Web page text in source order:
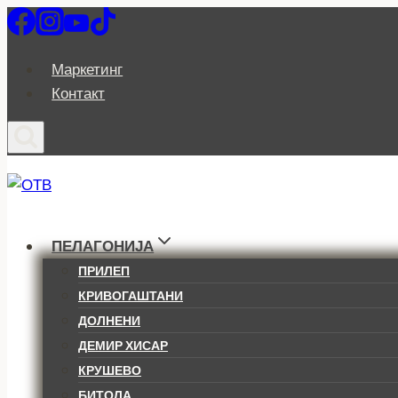
Skip
to
contentМаркетинг
Контакт
ПЕЛАГОНИЈА
ПРИЛЕП
КРИВОГАШТАНИ
ДОЛНЕНИ
ДЕМИР ХИСАР
КРУШЕВО